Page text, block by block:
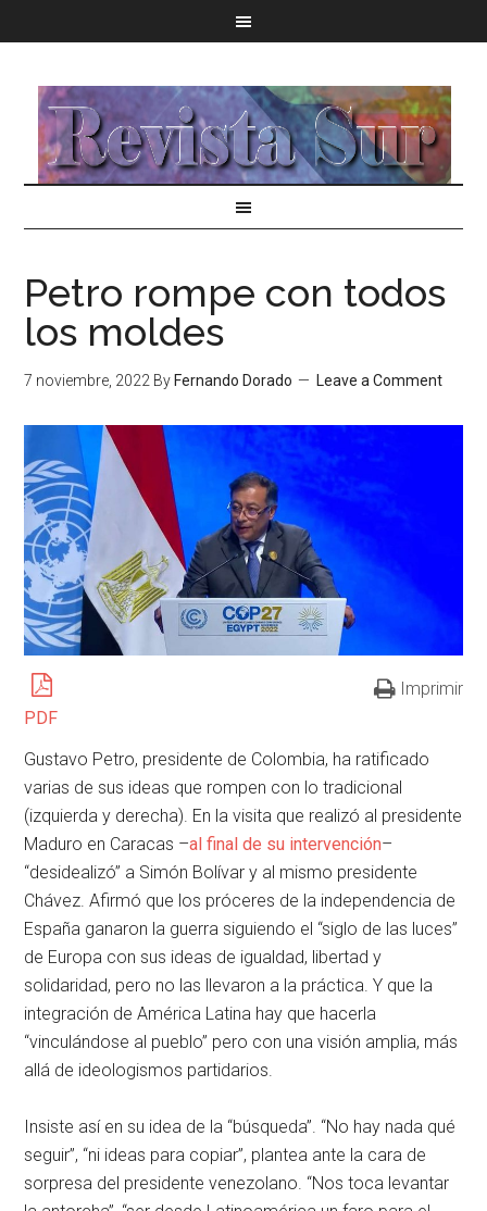
Petro rompe con todos
los moldes
7 noviembre, 2022 By Fernando Dorado Leave a Comment
PDF
Imprimir
Gustavo Petro, presidente de Colombia, ha ratificado
varias de sus ideas que rompen con lo tradicional
(izquierda y derecha). En la visita que realizó al presidente
Maduro en Caracas –al final de su intervención–
“desidealizó” a Simón Bolívar y al mismo presidente
Chávez. Afirmó que los próceres de la independencia de
España ganaron la guerra siguiendo el “siglo de las luces”
de Europa con sus ideas de igualdad, libertad y
solidaridad, pero no las llevaron a la práctica. Y que la
integración de América Latina hay que hacerla
“vinculándose al pueblo” pero con una visión amplia, más
allá de ideologismos partidarios.
Insiste así en su idea de la “búsqueda”. “No hay nada qué
seguir”, “ni ideas para copiar”, plantea ante la cara de
sorpresa del presidente venezolano. “Nos toca levantar